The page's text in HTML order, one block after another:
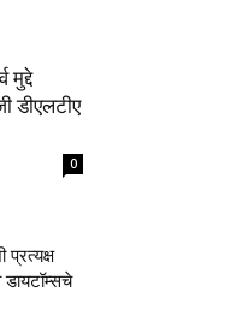
मुद्दे
डीएलटीए
0
प्रत्यक्ष
डायटॉम्सचे